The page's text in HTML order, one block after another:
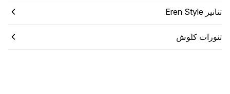
تنانير Eren Style
تنورات كلوش